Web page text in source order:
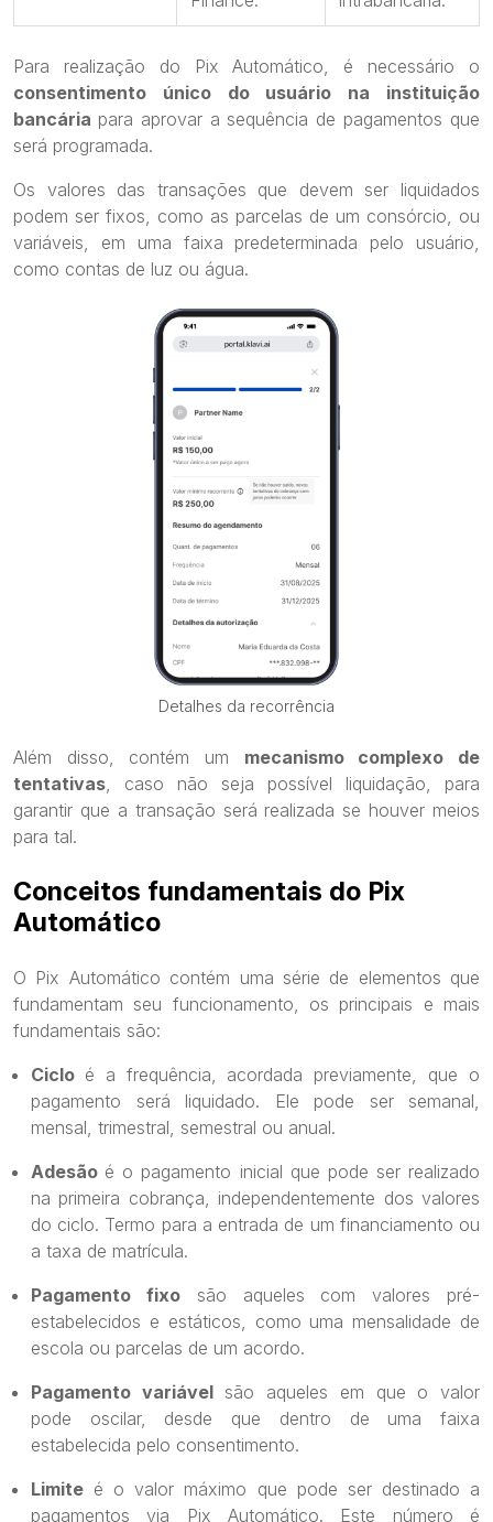
Para realização do Pix Automático, é necessário o
consentimento único do usuário na instituição
bancária para aprovar a sequência de pagamentos que
será programada.
Os valores das transações que devem ser liquidados
podem ser fixos, como as parcelas de um consórcio, ou
variáveis, em uma faixa predeterminada pelo usuário,
como contas de luz ou água.
Detalhes da recorrência
Além disso, contém um mecanismo complexo de
tentativas, caso não seja possível liquidação, para
garantir que a transação será realizada se houver meios
para tal.
Conceitos fundamentais do Pix
Automático
O Pix Automático contém uma série de elementos que
fundamentam seu funcionamento, os principais e mais
fundamentais são:
Ciclo é a frequência, acordada previamente, que o
pagamento será liquidado. Ele pode ser semanal,
mensal, trimestral, semestral ou anual.
Adesão é o pagamento inicial que pode ser realizado
na primeira cobrança, independentemente dos valores
do ciclo. Termo para a entrada de um financiamento ou
a taxa de matrícula.
Pagamento fixosão aqueles com valores pré-
estabelecidos e estáticos, como uma mensalidade de
escola ou parcelas de um acordo.
Pagamento variávelsão aqueles em que o valor
pode oscilar, desde que dentro de uma faixa
estabelecida pelo consentimento.
Limite é o valor máximo que pode ser destinado a
pagamentos via Pix Automático. Este número é